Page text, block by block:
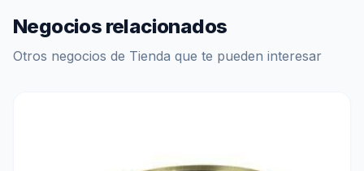
Negocios relacionados
Otros negocios de Tienda que te pueden interesar